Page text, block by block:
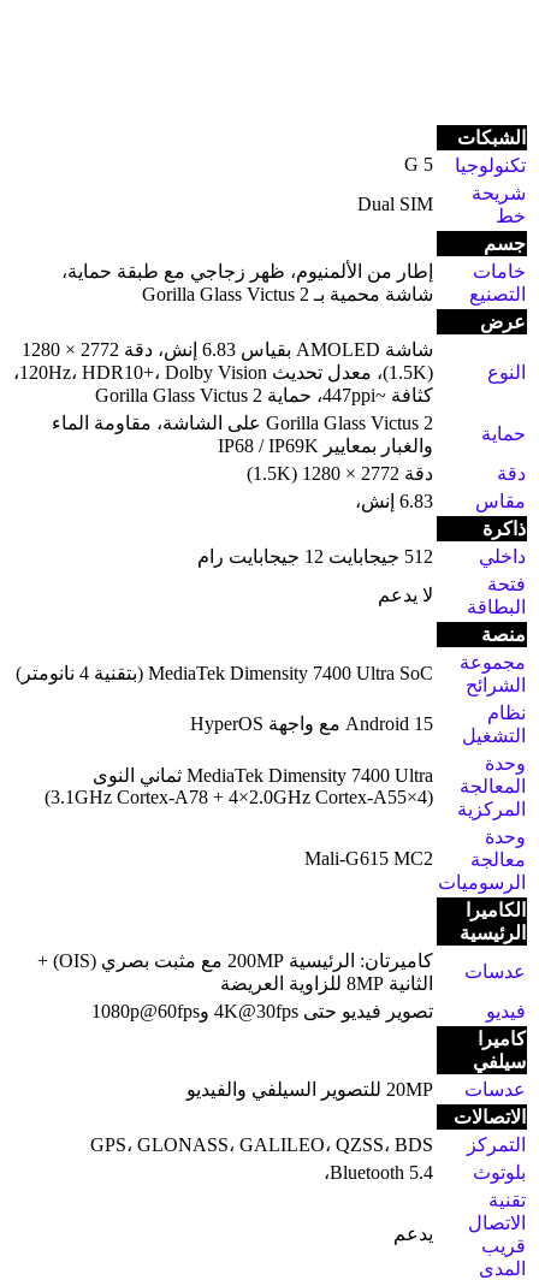
الشبكات
تكنولوجيا
5 G
شريحة
خط
Dual SIM
جسم
خامات
التصنيع
إطار من الألمنيوم، ظهر زجاجي مع طبقة حماية،
شاشة محمية بـ Gorilla Glass Victus 2
عرض
النوع
شاشة AMOLED بقياس 6.83 إنش، دقة 2772 × 1280
(1.5K)، معدل تحديث 120Hz، HDR10+، Dolby Vision،
كثافة ~447ppi، حماية Gorilla Glass Victus 2
حماية
Gorilla Glass Victus 2 على الشاشة، مقاومة الماء
والغبار بمعايير IP68 / IP69K
دقة
دقة 2772 × 1280 (1.5K)
مقاس
6.83 إنش،
ذاكرة
داخلي
512 جيجابايت 12 جيجابايت رام
فتحة
البطاقة
لا يدعم
منصة
مجموعة
الشرائح
MediaTek Dimensity 7400 Ultra SoC (بتقنية 4 نانومتر)
نظام
التشغيل
Android 15 مع واجهة HyperOS
وحدة
المعالجة
المركزية
MediaTek Dimensity 7400 Ultra ثماني النوى
(4×3.1GHz Cortex-A78 + 4×2.0GHz Cortex-A55)
وحدة
معالجة
الرسوميات
Mali-G615 MC2
الكاميرا
الرئيسية
عدسات
كاميرتان: الرئيسية 200MP مع مثبت بصري (OIS) +
الثانية 8MP للزاوية العريضة
فيديو
تصوير فيديو حتى 4K@30fps و1080p@60fps
كاميرا
سيلفي
عدسات
20MP للتصوير السيلفي والفيديو
الاتصالات
التمركز
GPS، GLONASS، GALILEO، QZSS، BDS
بلوتوث
Bluetooth 5.4،
تقنية
الاتصال
قريب
المدى
يدعم